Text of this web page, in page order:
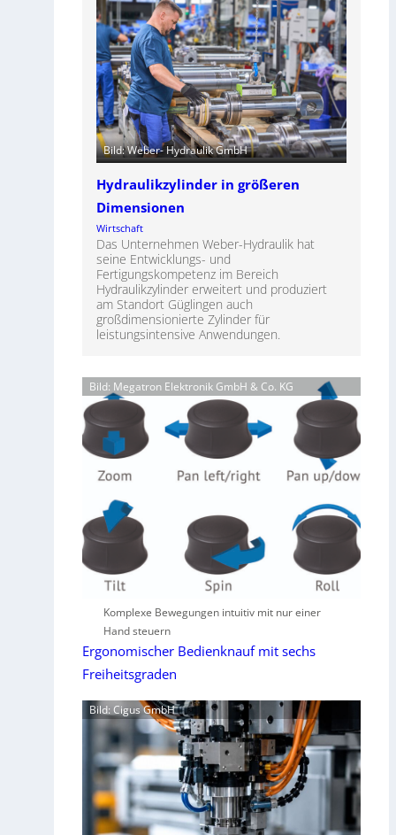
Bild: Weber- Hydraulik GmbH
Hydraulikzylinder in größeren
Dimensionen
Wirtschaft
Das Unternehmen Weber-Hydraulik hat
seine Entwicklungs- und
Fertigungskompetenz im Bereich
Hydraulikzylinder erweitert und produziert
am Standort Güglingen auch
großdimensionierte Zylinder für
leistungsintensive Anwendungen.
Bild: Megatron Elektronik GmbH & Co. KG
Komplexe Bewegungen intuitiv mit nur einer
Hand steuern
Ergonomischer Bedienknauf mit sechs
Freiheitsgraden
Bild: Cigus GmbH